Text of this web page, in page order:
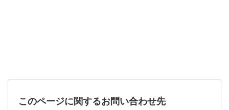
このページに関するお問い合わせ先